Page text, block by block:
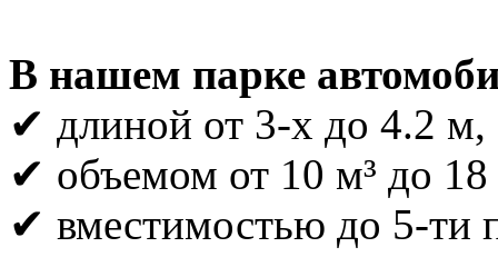
В нашем парке
✔ длиной от 3-х до 4.2 м,
✔ объемом от 10 м³ до 18
✔ вместимостью до 5-ти